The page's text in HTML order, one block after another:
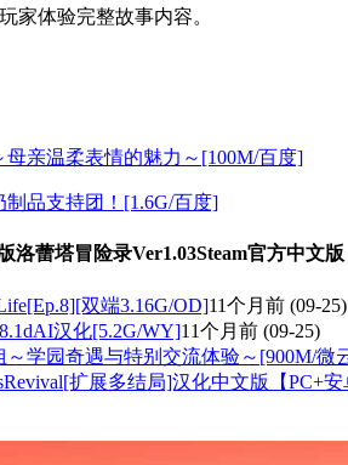
家体验完整故事内容。
亲温柔表情的魅力～[100M/百度]
品支持团！[1.6G/百度]
洛蕾塔冒险录Ver1.03Steam官方中文
双端3.16G/OD]11个月前 (09-25)
汉化[5.2G/WY]11个月前 (09-25)
学园奇遇与特别交流体验～[900M/微
扩展多结局]汉化中文版【PC+安